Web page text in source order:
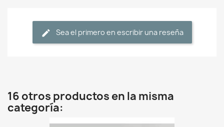
Sea el primero en escribir una reseña
16 otros productos en la misma
categoría: